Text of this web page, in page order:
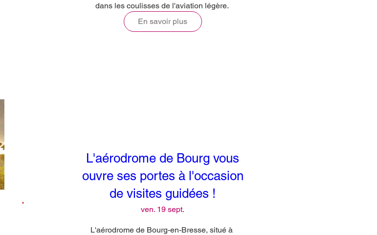
dans les coulisses de l'aviation légère.
En savoir plus
L'aérodrome de Bourg vous
ouvre ses portes à l'occasion
de visites guidées !
ven. 19 sept.
L'aérodrome de Bourg-en-Bresse, situé à